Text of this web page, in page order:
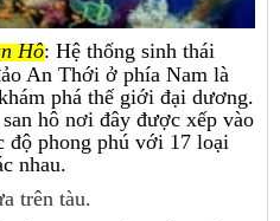
Hô: Hệ thống sinh thái
An Thới ở phía Nam là
phá thế giới đại dương.
hô nơi đây được xếp vào
độ phong phú với 17 loại
nhau.
trên tàu.